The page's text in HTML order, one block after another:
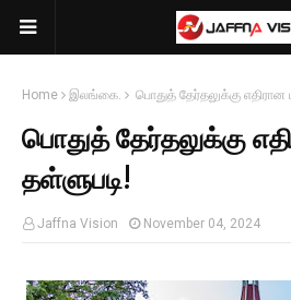
Home இலங்கை. பொதுத் தேர்தலுக்கு எதிரான
பொதுத் தேர்தலுக்கு
தள்ளுபடி!
Jaffna Vision November 04, 2024